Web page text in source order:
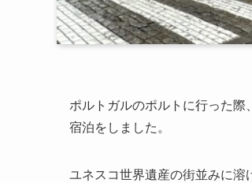
ポルトガルのポルトに行った際
宿泊をしました。
ユネスコ世界遺産の街並みに溶